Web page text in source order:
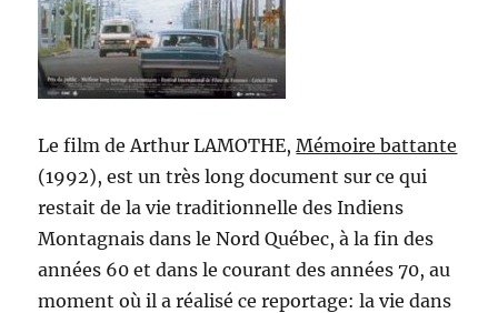
Le film de Arthur LAMOTHE,Mémoire battante
(1992), est un très long document sur ce qui
restait de la vie traditionnelle des Indiens
Montagnais dans le Nord Québec, à la fin des
années 60 et dans le courant des années 70, au
moment où il a réalisé ce reportage: la vie dans